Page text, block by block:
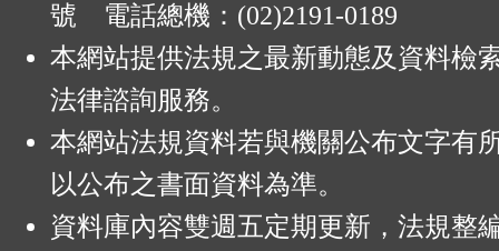
號 電話總機：(02)2191-0189
本網站提供法規之最新動態及資料檢
法律諮詢服務。
本網站法規資料若與機關公布文字有
以公布之書面資料為準。
資料庫內容雙週五定期更新，法規整